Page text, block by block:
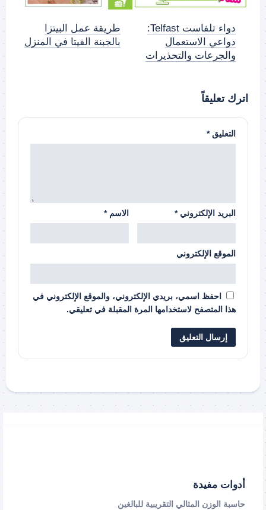
طريقة عمل البيتزا
بالجبنة الفيتا في المنزل
دواء تلفاست Telfast:
دواعي الاستعمال
والجرعات والتحذيرات
اترك تعليقاً
التعليق*
الاسم* البريد الإلكتروني*
الموقع الإلكتروني
احفظ اسمي، بريدي الإلكتروني، والموقع الإلكتروني في
هذا المتصفح لاستخدامها المرة المقبلة في تعليقي.
أدوات مفيدة
حاسبة الوزن المثالي التقريبية للبالغين